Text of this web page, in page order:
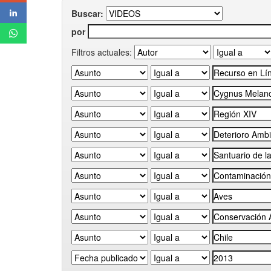
Buscar:
por
Filtros actuales: